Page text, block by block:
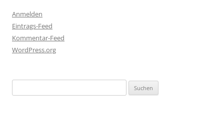
Anmelden
Eintrags-Feed
Kommentar-Feed
WordPress.org
nach: